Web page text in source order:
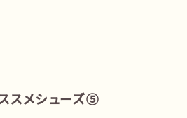
スメシューズ⑤